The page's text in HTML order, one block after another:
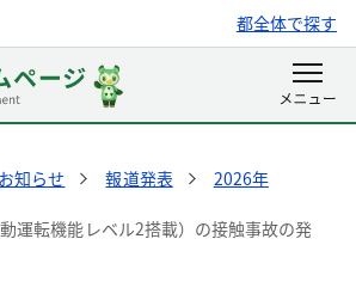
都全体で探す
お知らせ 報道発表
2026年
運転機能レベル2搭載）の接触事故の発